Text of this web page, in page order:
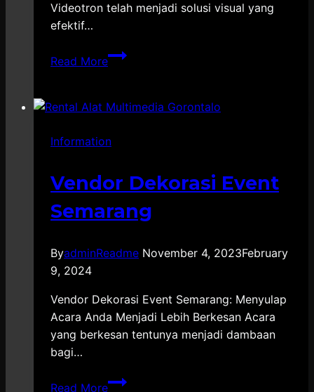
Videotron telah menjadi solusi visual yang
efektif…
Read More
Vendor
Sewa
Rental
Batam
Information
Vendor Dekorasi Event
Semarang
ByadminReadme November 4, 2023February
9, 2024
Vendor Dekorasi Event Semarang: Menyulap
Acara Anda Menjadi Lebih Berkesan Acara
yang berkesan tentunya menjadi dambaan
bagi…
Read More
Vendor